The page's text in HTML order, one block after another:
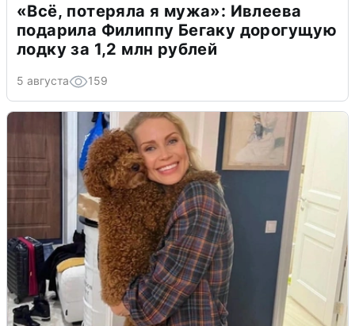
«Всё, потеряла я мужа»: Ивлеева
подарила Филиппу Бегаку дорогущую
лодку за 1,2 млн рублей
5 августа 159